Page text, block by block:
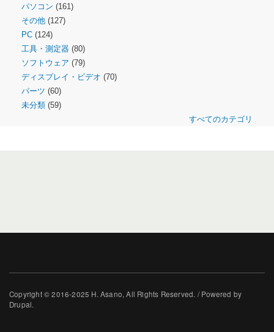
パソコン (161)
その他 (127)
PC (124)
工具・測定器 (80)
ソフトウェア (79)
ディスプレイ・ビデオ (70)
パーツ (60)
未分類 (59)
すべてのカテゴリ
Copyright © 2016-2025 H. Asano, All Rights Reserved. / Powered by
Drupal.